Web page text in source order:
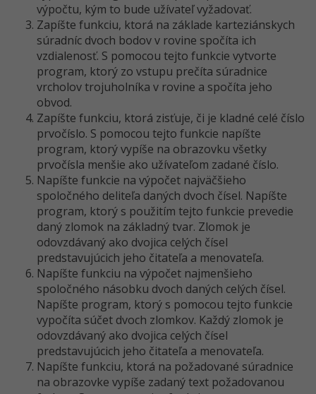
Marketing -30%
WordPress
SEO -30%
UX
Business
Copywriting -30%
MS Office -80%
Google Dokumenty
Time management
Fórum
Linux a UNIX
Kurzy dizajnu
HTML/CSS -80%
Photoshop -80%
Adobe Illustrator -80%
Adobe Lightroom -30%
Adobe XD -15%
Adobe InDesign -25%
Adobe After Effects
Blender -80%
Inkscape
Fotografovanie -80%
Video
Príbehy absolventov
Médiá
Kariéra
výpočtu, kým to bude užívateľ vyžadovať.
Zapíšte funkciu, ktorá na základe karteziánskych
súradníc dvoch bodov v rovine spočíta ich
vzdialenosť. S pomocou tejto funkcie vytvorte
program, ktorý zo vstupu prečíta súradnice
vrcholov trojuholníka v rovine a spočíta jeho
obvod.
Zapíšte funkciu, ktorá zisťuje, či je kladné celé číslo
prvočíslo. S pomocou tejto funkcie napíšte
program, ktorý vypíše na obrazovku všetky
prvočísla menšie ako užívateľom zadané číslo.
Napíšte funkcie na výpočet najväčšieho
spoločného deliteľa daných dvoch čísel. Napíšte
program, ktorý s použitím tejto funkcie prevedie
daný zlomok na základný tvar. Zlomok je
odovzdávaný ako dvojica celých čísel
predstavujúcich jeho čitateľa a menovateľa.
Napíšte funkciu na výpočet najmenšieho
spoločného násobku dvoch daných celých čísel.
Napíšte program, ktorý s pomocou tejto funkcie
vypočíta súčet dvoch zlomkov. Každý zlomok je
odovzdávaný ako dvojica celých čísel
predstavujúcich jeho čitateľa a menovateľa.
Napíšte funkciu, ktorá na požadované súradnice
na obrazovke vypíše zadaný text požadovanou